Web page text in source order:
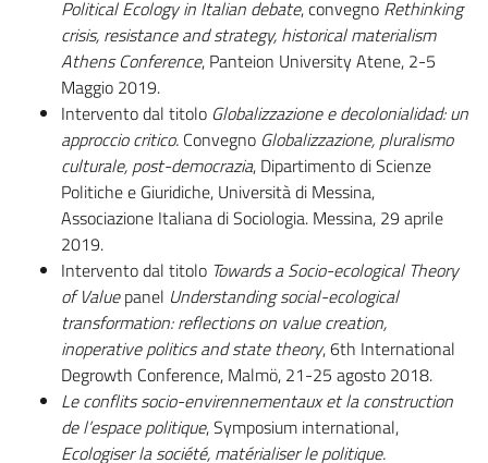
Political Ecology in Italian debate, convegno Rethinking
crisis, resistance and strategy, historical materialism
Athens Conference, Panteion University Atene, 2-5
Maggio 2019.
Intervento dal titolo Globalizzazione e decolonialidad: un
approccio critico. Convegno Globalizzazione, pluralismo
culturale, post-democrazia, Dipartimento di Scienze
Politiche e Giuridiche, Università di Messina,
Associazione Italiana di Sociologia. Messina, 29 aprile
2019.
Intervento dal titolo Towards aSocio-ecological Theory
of Valuepanel Understanding social-ecological
transformation: reflections on value creation,
inoperative politics and state theory,6th International
Degrowth Conference, Malmö, 21-25 agosto 2018.
Le conflits socio-envirennementaux et la construction
de l’espace politique, Symposium international,
Ecologiser la société, matérialiser le politique.